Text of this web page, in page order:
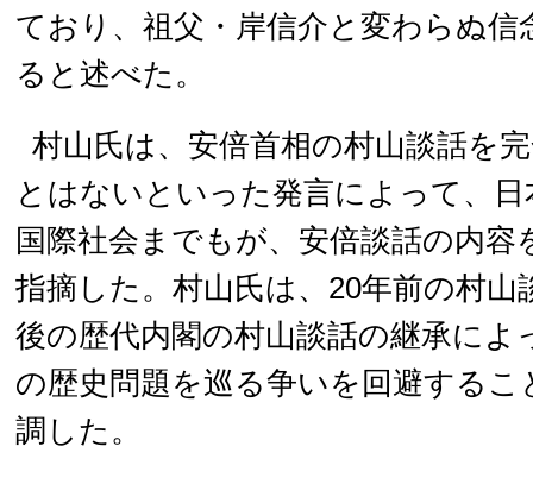
ており、祖父・岸信介と変わらぬ信
ると述べた。
村山氏は、安倍首相の村山談話を
とはないといった発言によって、
国際社会までもが、安倍談話の内容
指摘した。村山氏は、20年前の村山
後の歴代内閣の村山談話の継承によ
の歴史問題を巡る争いを回避する
調した。